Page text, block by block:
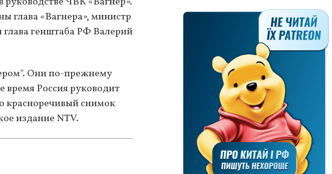
глава «Вагнера», министр
генштаба РФ Валерий
Они по-прежнему
время Россия руководит
красноречивый снимок
издание NTV.